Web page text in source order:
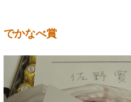
でかなべ賞